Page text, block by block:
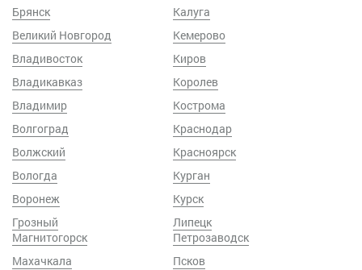
Брянск
Великий Новгород
Владивосток
Владикавказ
Владимир
Волгоград
Волжский
Вологда
Воронеж
Грозный
Калуга
Кемерово
Киров
Королев
Кострома
Краснодар
Красноярск
Курган
Курск
Липецк
Магнитогорск
Махачкала
Петрозаводск
Псков